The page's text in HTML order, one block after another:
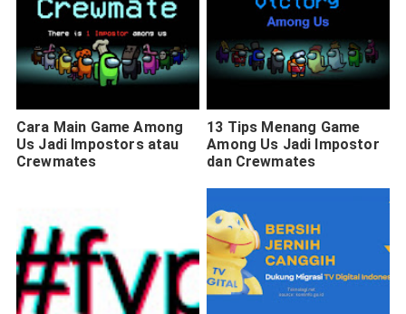
Cara Main Game Among
Us Jadi Impostors atau
Crewmates
13 Tips Menang Game
Among Us Jadi Impostor
dan Crewmates